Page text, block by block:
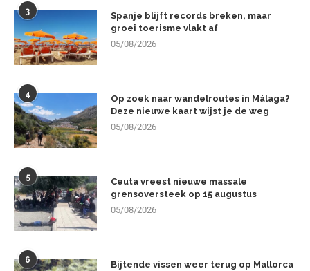
3
Spanje blijft records breken, maar
groei toerisme vlakt af
05/08/2026
4
Op zoek naar wandelroutes in Málaga?
Deze nieuwe kaart wijst je de weg
05/08/2026
5
Ceuta vreest nieuwe massale
grensoversteek op 15 augustus
05/08/2026
6
Bijtende vissen weer terug op Mallorca